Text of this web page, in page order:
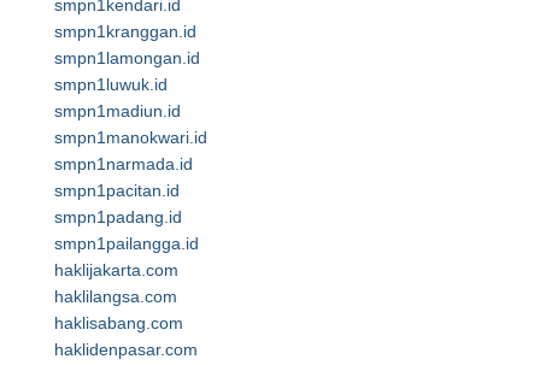
smpn1kendari.id
smpn1kranggan.id
smpn1lamongan.id
smpn1luwuk.id
smpn1madiun.id
smpn1manokwari.id
smpn1narmada.id
smpn1pacitan.id
smpn1padang.id
smpn1pailangga.id
haklijakarta.com
haklilangsa.com
haklisabang.com
haklidenpasar.com